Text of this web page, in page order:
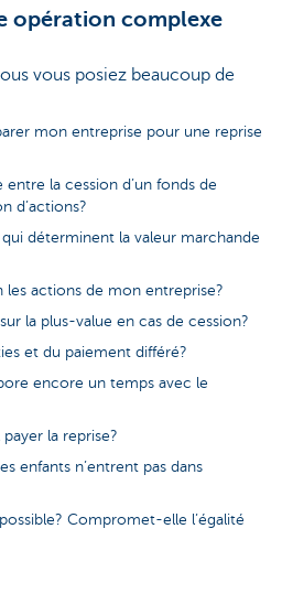
opération complexe
vous posiez beaucoup de
mon entreprise pour une reprise
la cession d’un fonds de
d’actions?
déterminent la valeur marchande
actions de mon entreprise?
la plus-value en cas de cession?
et du paiement différé?
encore un temps avec le
la reprise?
enfants n’entrent pas dans
Compromet-elle l’égalité